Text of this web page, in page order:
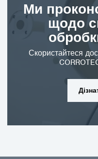
Ми
щодо
Скористайтеся